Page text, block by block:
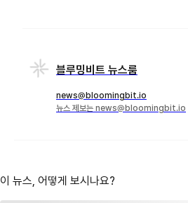
블루밍비트 뉴스룸
news@bloomingbit.io
뉴스 제보는 news@bloomingbit.io
이 뉴스, 어떻게 보시나요?